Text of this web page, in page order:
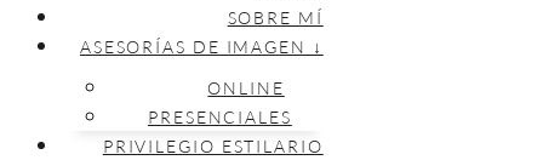
SOBRE MÍ
ASESORÍAS DE IMAGEN ↓
ONLINE
PRESENCIALES
PRIVILEGIO ESTILARIO